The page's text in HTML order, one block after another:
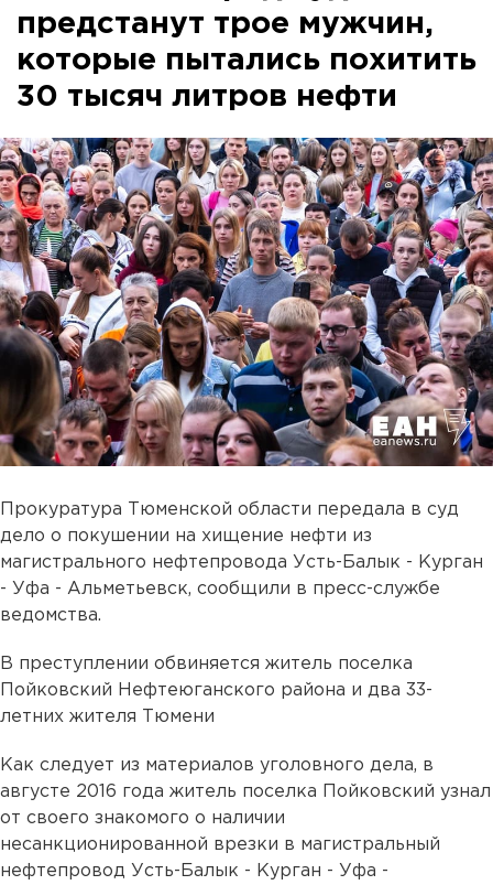
предстанут трое мужчин,
которые пытались похитить
30 тысяч литров нефти
Прокуратура Тюменской области передала в суд
дело о покушении на хищение нефти из
магистрального нефтепровода Усть-Балык - Курган
- Уфа - Альметьевск, сообщили в пресс-службе
ведомства.
В преступлении обвиняется житель поселка
Пойковский Нефтеюганского района и два 33-
летних жителя Тюмени
Как следует из материалов уголовного дела, в
августе 2016 года житель поселка Пойковский узнал
от своего знакомого о наличии
несанкционированной врезки в магистральный
нефтепровод Усть-Балык - Курган - Уфа -